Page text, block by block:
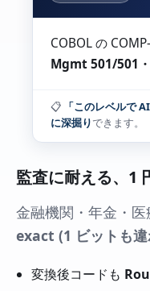
COBOL の
Mgmt 501/501
📋 「このレベルで
に深掘りできます。
監査に耐える、1
金融機関・年金・
exact (1 ビットも
変換後コードも